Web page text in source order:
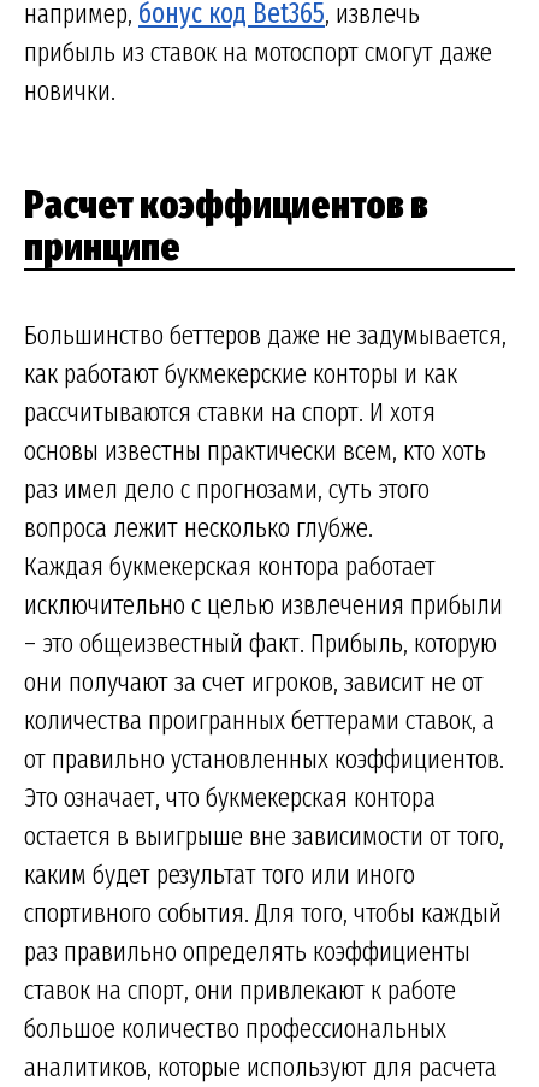
например, бонус код Bet365, извлечь
прибыль из ставок на мотоспорт смогут даже
новички.
Расчет коэффициентов в
принципе
Большинство беттеров даже не задумывается,
как работают букмекерские конторы и как
рассчитываются ставки на спорт. И хотя
основы известны практически всем, кто хоть
раз имел дело с прогнозами, суть этого
вопроса лежит несколько глубже.
Каждая букмекерская контора работает
исключительно с целью извлечения прибыли
– это общеизвестный факт. Прибыль, которую
они получают за счет игроков, зависит не от
количества проигранных беттерами ставок, а
от правильно установленных коэффициентов.
Это означает, что букмекерская контора
остается в выигрыше вне зависимости от того,
каким будет результат того или иного
спортивного события. Для того, чтобы каждый
раз правильно определять коэффициенты
ставок на спорт, они привлекают к работе
большое количество профессиональных
аналитиков, которые используют для расчета